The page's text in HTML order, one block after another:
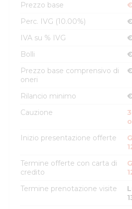
Prezzo base
Perc. IVG (10.00%)
IVA su % IVG
Bolli
Prezzo base comprensivo di
oneri
Rilancio minimo
Cauzione
Inizio presentazione offerte
Termine offerte con carta di
credito
Termine prenotazione visite